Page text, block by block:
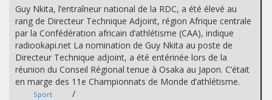
Guy Nkita, l’entraîneur national de la RDC, a été élevé au
rang de Directeur Technique Adjoint, région Afrique centrale
par la Confédération africain d’athlétisme (CAA), indique
radiookapi.net La nomination de Guy Nkita au poste de
Directeur Technique adjoint, a été entérinée lors de la
réunion du Conseil Régional tenue à Osaka au Japon. C’était
en marge des 11e Championnats de Monde d’athlétisme.
Sport /